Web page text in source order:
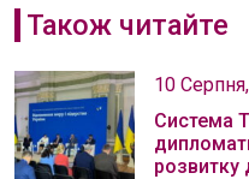
Також читайте
10
Система
розвитку